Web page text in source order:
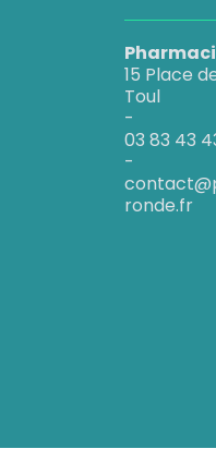
15 Place
Toul
-
03 83 43
-
ronde.fr